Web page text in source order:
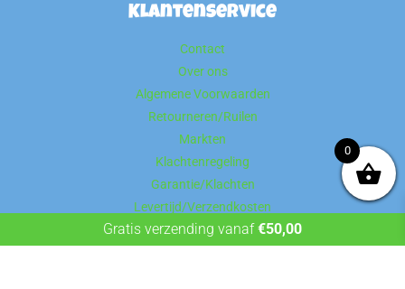
Klantenservice
Contact
Over ons
Algemene Voorwaarden
Retourneren/Ruilen
Markten
Klachtenregeling
Garantie/Klachten
Levertijd/Verzendkosten
Betaalmethodes
0
Gratis verzending vanaf€50,00